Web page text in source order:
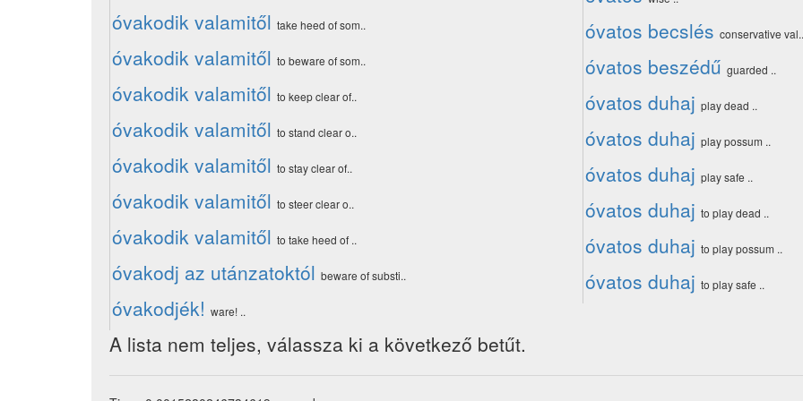
óvakodik valamitől take heed of som..
óvakodik valamitől to beware of som..
óvakodik valamitől to keep clear of..
óvakodik valamitől to stand clear o..
óvakodik valamitől to stay clear of..
óvakodik valamitől to steer clear o..
óvakodik valamitől to take heed of ..
óvakodj az utánzatoktól beware of substi..
óvakodjék! ware! ..
óvatos becslés conservative val..
óvatos beszédű guarded ..
óvatos duhaj play dead ..
óvatos duhaj play possum ..
óvatos duhaj play safe ..
óvatos duhaj to play dead ..
óvatos duhaj to play possum ..
óvatos duhaj to play safe ..
A lista nem teljes, válassza ki a következő betűt.